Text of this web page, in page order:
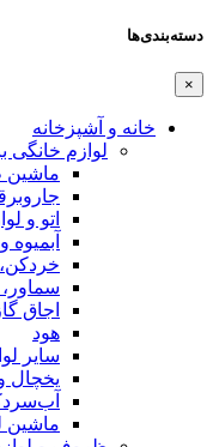
دسته‌بندی‌ها
×
خانه و آشپزخانه
لوازم خانگی
اتو و
اجاق
هود
سایر
یخچال
ماشین